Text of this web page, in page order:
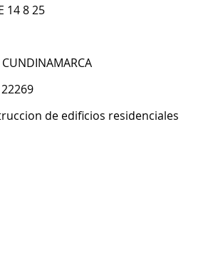
14 8 25
CUNDINAMARCA
de edificios residenciales